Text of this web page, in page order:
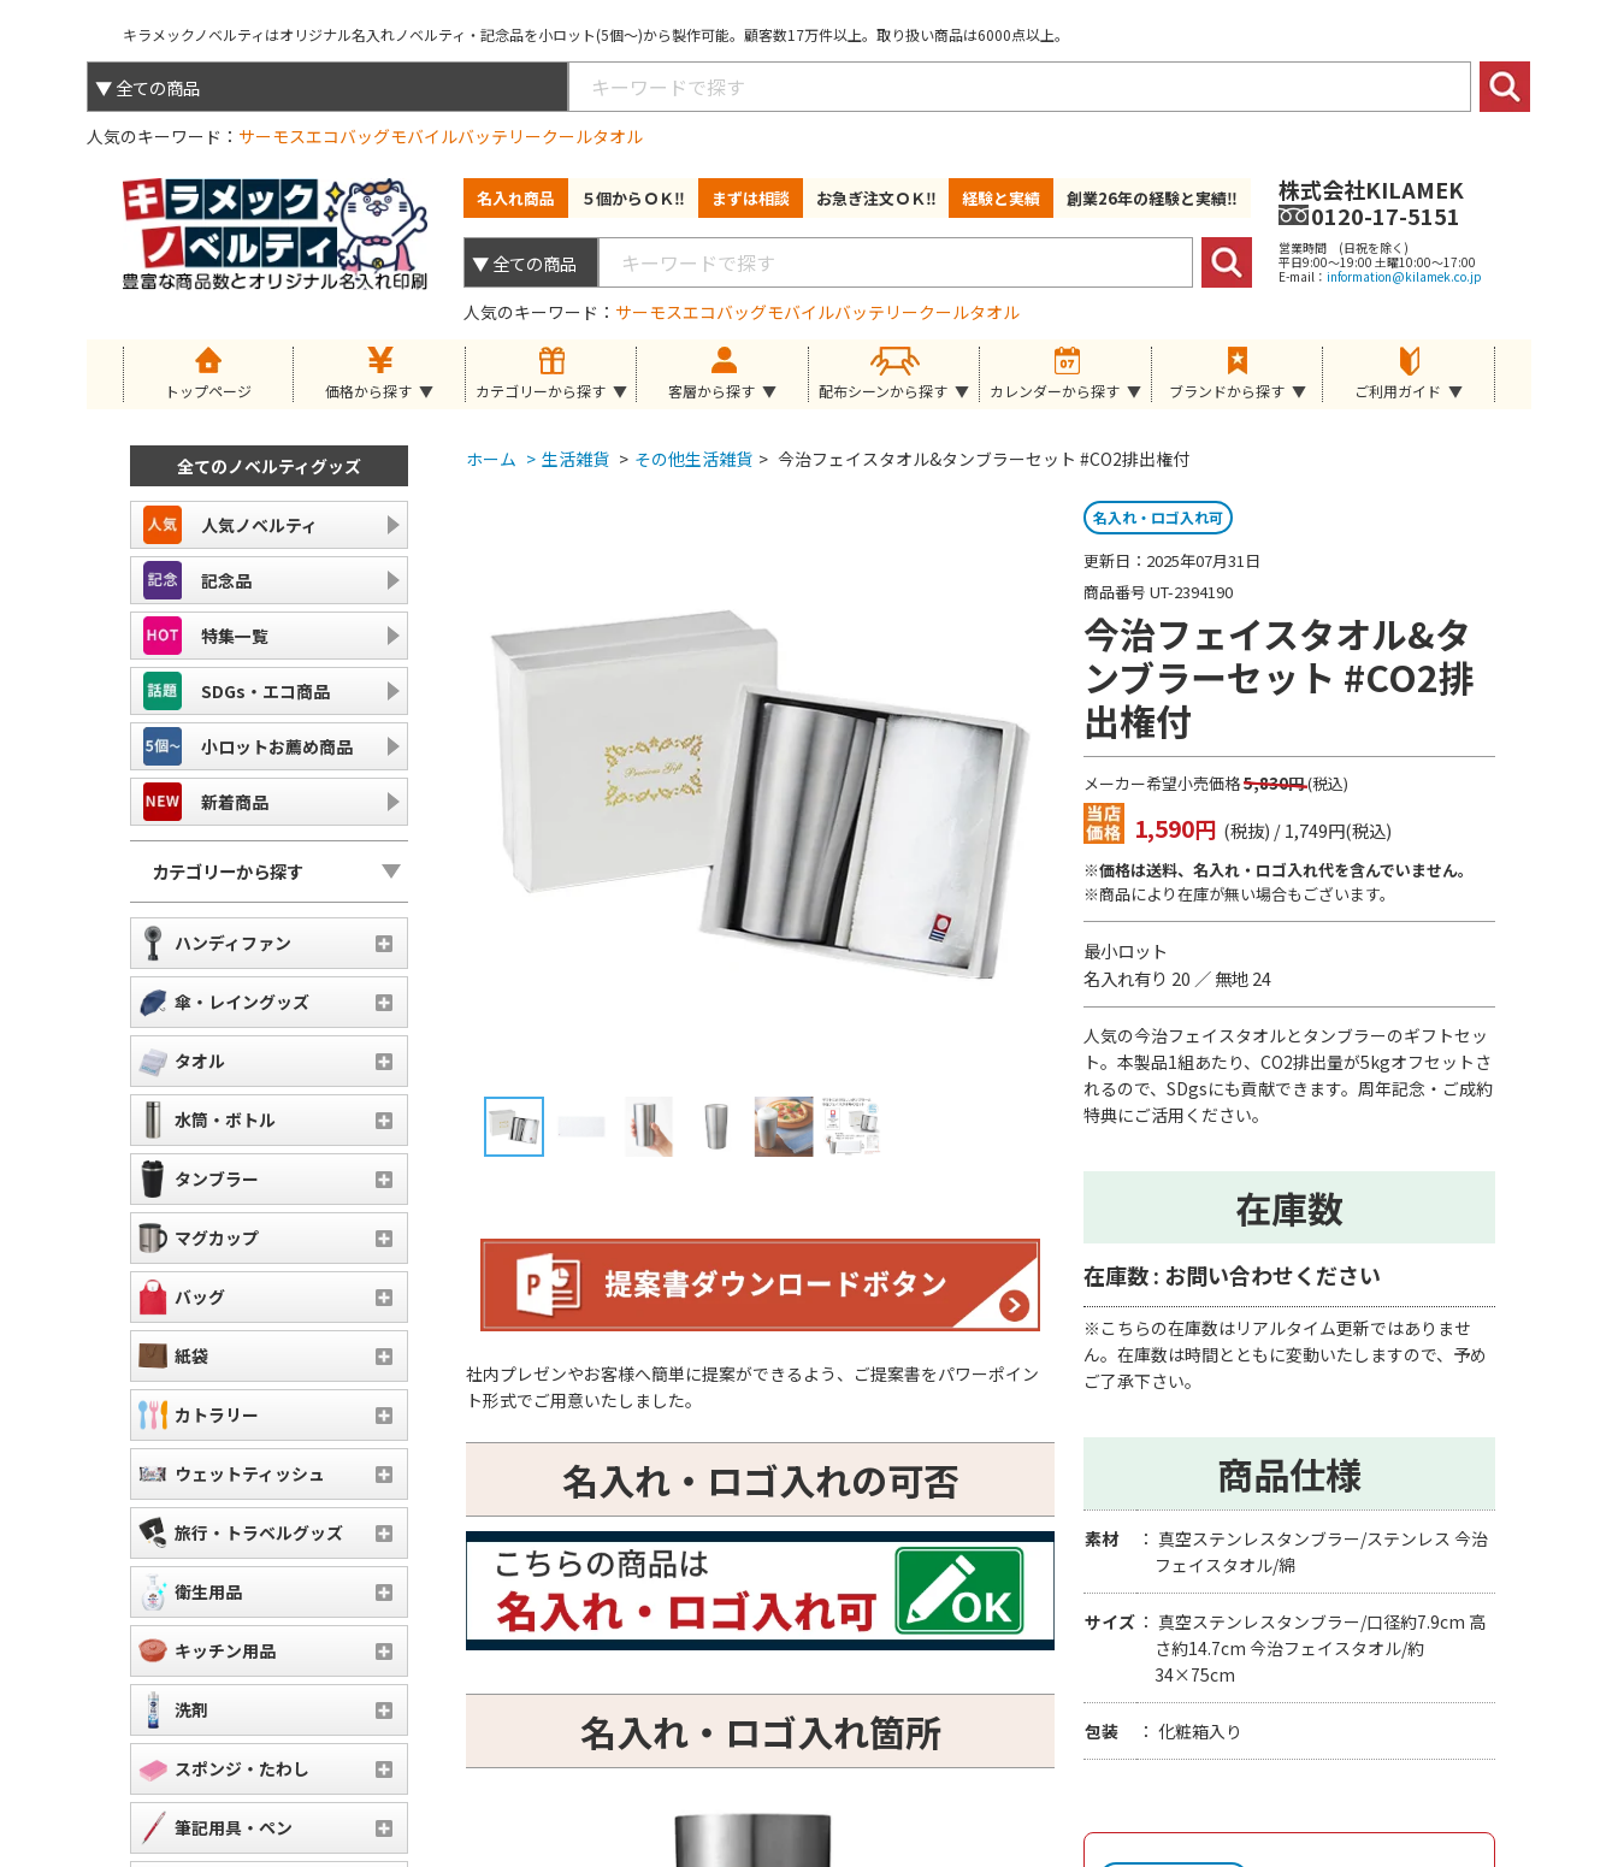
キラメックノベルティはオリジナル名入れノベルティ・記念品を小ロット(5個～)から製作可能。顧客数17万件以上。取り扱い商品は6000点以上。
人気のキーワード サーモスエコバッグモバイルバッテリークールタオル
名入れ商品 ５個からＯＫ‼ まずは相談 お急ぎ注文ＯＫ‼ 経験と実績 創業26年の経験と実績‼
人気のキーワード サーモスエコバッグモバイルバッテリークールタオル
株式会社KILAMEK
0120-17-5151
営業時間 (日祝を除く)
平日9:00～19:00 土曜10:00～17:00
E-mail： information@kilamek.co.jp
トップページ 価格から探す カテゴリーから探す 客層から探す 配布シーンから探す カレンダーから探す ブランドから探す ご利用ガイド
全てのノベルティグッズ
人気ノベルティ
記念品
特集一覧
SDGs・エコ商品
小ロットお薦め商品
新着商品
カテゴリーから探す
ハンディファン
傘・レイングッズ
タオル
水筒・ボトル
タンブラー
マグカップ
バッグ
紙袋
カトラリー
ウェットティッシュ
旅行・トラベルグッズ
衛生用品
キッチン用品
洗剤
スポンジ・たわし
筆記用具・ペン
ホーム > 生活雑貨 > その他生活雑貨 > 今治フェイスタオル&タンブラーセット #CO2排出権付
名入れ・ロゴ入れ可
更新日：2025年07月31日
商品番号 UT-2394190
今治フェイスタオル&タ
ンブラーセット #CO2排
出権付
メーカー希望小売価格5,830円(税込)
1,590円 (税抜) / 1,749円(税込)
※価格は送料、名入れ・ロゴ入れ代を含んでいません。
※商品により在庫が無い場合もございます。
最小ロット
名入れ有り 20 ／ 無地 24
人気の今治フェイスタオルとタンブラーのギフトセッ
ト。本製品1組あたり、CO2排出量が5kgオフセットさ
れるので、SDgsにも貢献できます。周年記念・ご成約
特典にご活用ください。
在庫数
在庫数 : お問い合わせください
※こちらの在庫数はリアルタイム更新ではありませ
ん。在庫数は時間とともに変動いたしますので、予め
ご了承下さい。
商品仕様
素材
真空ステンレスタンブラー/ステンレス 今治
フェイスタオル/綿
サイズ
真空ステンレスタンブラー/口径約7.9cm 高
さ約14.7cm 今治フェイスタオル/約
34×75cm
包装 化粧箱入り
社内プレゼンやお客様へ簡単に提案ができるよう、ご提案書をパワーポイン
ト形式でご用意いたしました。
名入れ・ロゴ入れの可否
名入れ・ロゴ入れ箇所